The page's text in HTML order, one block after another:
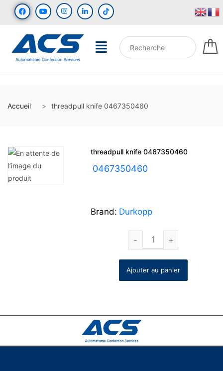
Accueil threadpull knife 0467350460
threadpull knife 0467350460
0467350460
Brand: Durkopp
Ajouter au panier